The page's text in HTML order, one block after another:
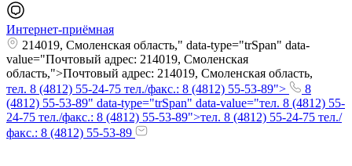
Интернет-приёмная
214019, Смоленская область," data-type="trSpan" data-
value="Почтовый адрес: 214019, Смоленская
область,">Почтовый адрес: 214019, Смоленская область,
тел. 8 (4812) 55-24-75 тел./факс.: 8 (4812) 55-53-89">
8
(4812) 55-53-89" data-type="trSpan" data-value="тел. 8 (4812) 55-
24-75 тел./факс.: 8 (4812) 55-53-89">тел. 8 (4812) 55-24-75 тел./
факс.: 8 (4812) 55-53-89